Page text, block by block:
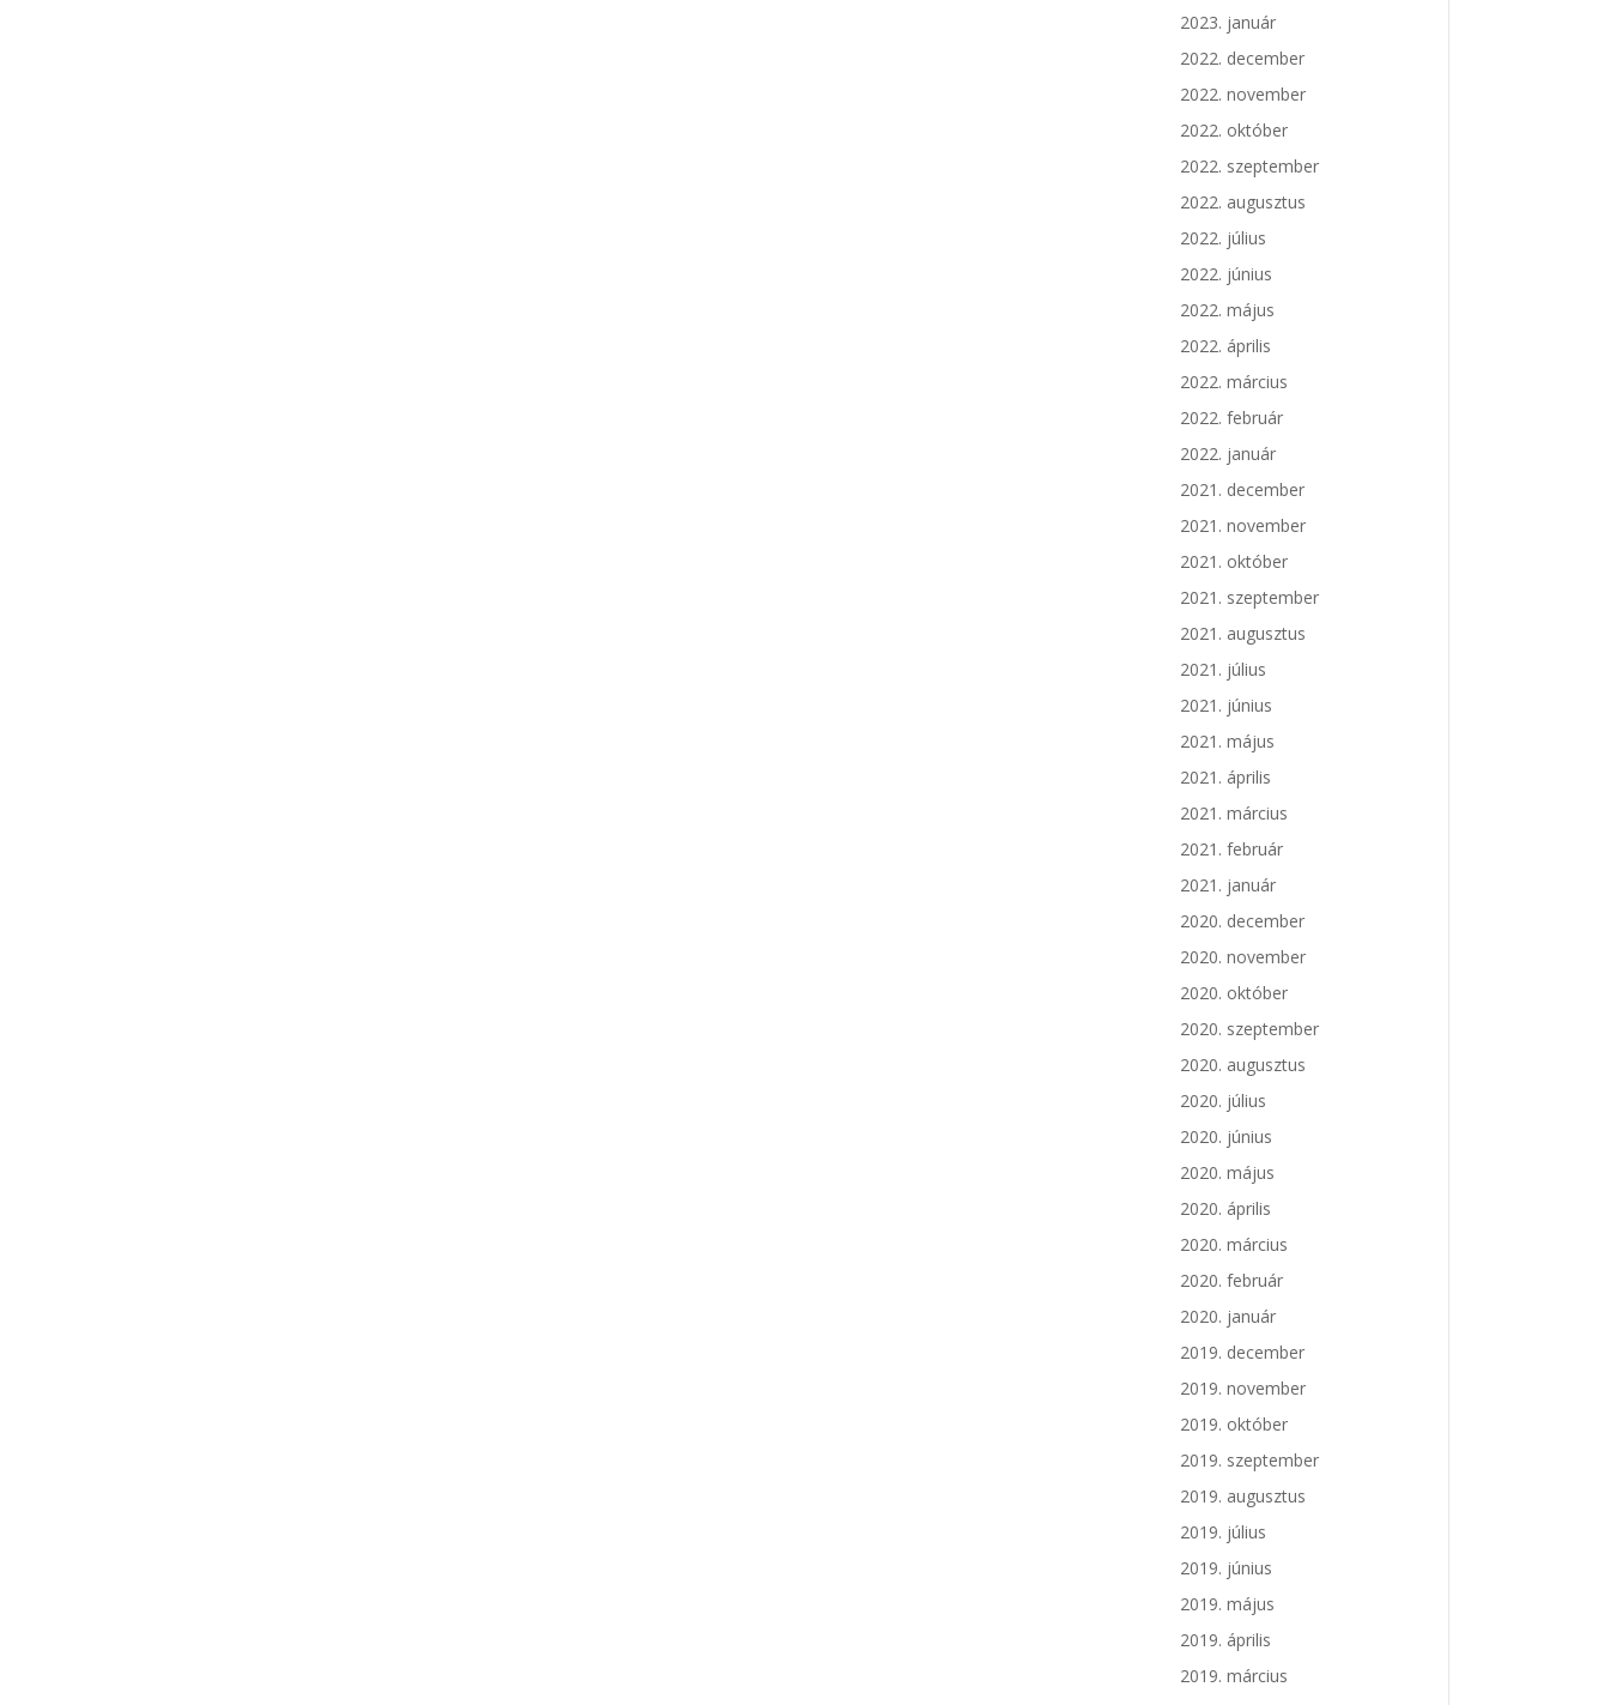
2023. január
2022. december
2022. november
2022. október
2022. szeptember
2022. augusztus
2022. július
2022. június
2022. május
2022. április
2022. március
2022. február
2022. január
2021. december
2021. november
2021. október
2021. szeptember
2021. augusztus
2021. július
2021. június
2021. május
2021. április
2021. március
2021. február
2021. január
2020. december
2020. november
2020. október
2020. szeptember
2020. augusztus
2020. július
2020. június
2020. május
2020. április
2020. március
2020. február
2020. január
2019. december
2019. november
2019. október
2019. szeptember
2019. augusztus
2019. július
2019. június
2019. május
2019. április
2019. március